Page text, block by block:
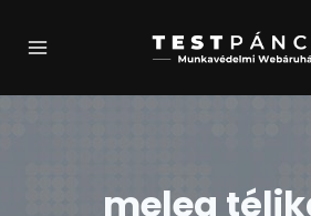
meleg